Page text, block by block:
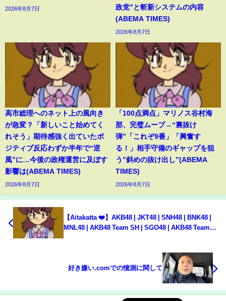
2026年8月7日
政党”と斬新システムの内容
(ABEMA TIMES)
2026年8月7日
高市総理へのネット上の風向き
が急変？「新しいこと始めてく
れそう」期待感強く出ていたポ
ジティブ反応わずか半年で“逆
風”に…今後の政権運営に及ぼす
影響は(ABEMA TIMES)
2026年8月7日
「100点満点」マリノス谷村海
那、完璧ムーブ→“裏抜け
弾”「これぞ9番」「興奮す
る！」相手守備のギャップを狙
う”斜めの抜け出し”(ABEMA
TIMES)
2026年8月7日
【Aitakatta ❤️】AKB48 | JKT48 | SNH48 | BNK48 |
MNL48 | AKB48 Team SH | SGO48 | AKB48 Team
好き嫌い.comでの憶測に関して